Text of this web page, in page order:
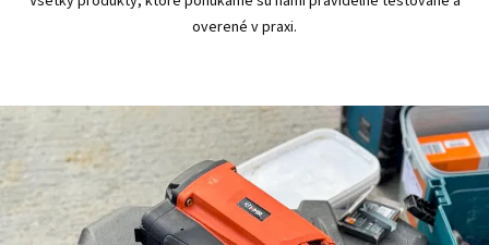
overené v praxi.